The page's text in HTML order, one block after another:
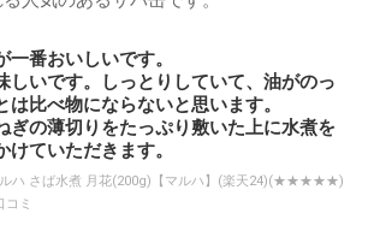
一番おいしいです。
しいです。しっとりしていて、油がのっ
は比べ物にならないと思います。
ぎの薄切りをたっぷり敷いた上に水煮を
ていただきます。
ルハ さば水煮 月花(200g)【マルハ】(楽天24)(★★★★★)
ミ